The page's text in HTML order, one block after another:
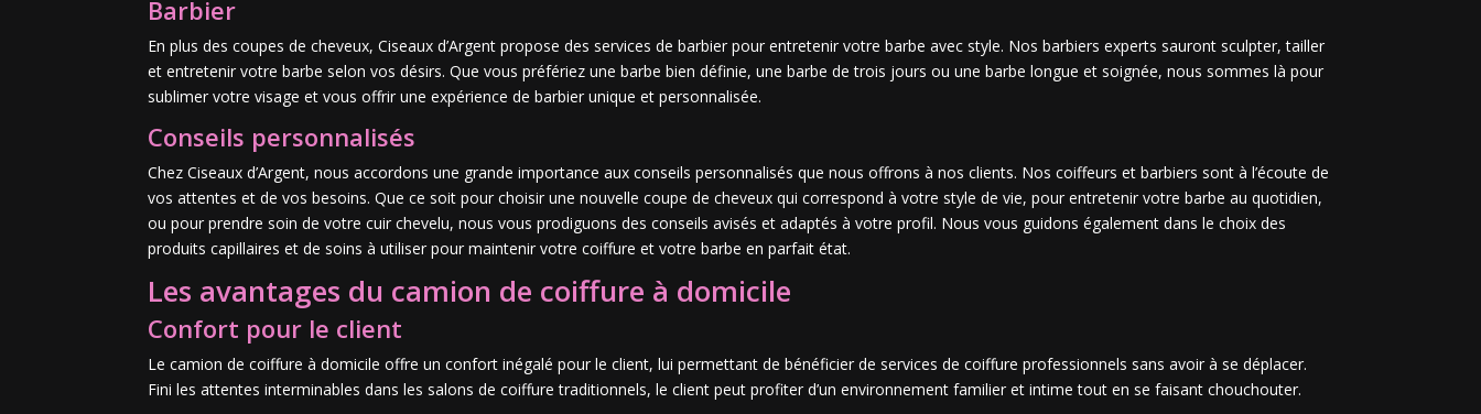
Barbier
En plus des coupes de cheveux, Ciseaux d’Argent propose des services de barbier pour entretenir votre barbe avec style. Nos barbiers experts sauront sculpter, tailler
et entretenir votre barbe selon vos désirs. Que vous préfériez une barbe bien définie, une barbe de trois jours ou une barbe longue et soignée, nous sommes là pour
sublimer votre visage et vous offrir une expérience de barbier unique et personnalisée.
Conseils personnalisés
Chez Ciseaux d’Argent, nous accordons une grande importance aux conseils personnalisés que nous offrons à nos clients. Nos coiffeurs et barbiers sont à l’écoute de
vos attentes et de vos besoins. Que ce soit pour choisir une nouvelle coupe de cheveux qui correspond à votre style de vie, pour entretenir votre barbe au quotidien,
ou pour prendre soin de votre cuir chevelu, nous vous prodiguons des conseils avisés et adaptés à votre profil. Nous vous guidons également dans le choix des
produits capillaires et de soins à utiliser pour maintenir votre coiffure et votre barbe en parfait état.
Les avantages du camion de coiffure à domicile
Confort pour le client
Le camion de coiffure à domicile offre un confort inégalé pour le client, lui permettant de bénéficier de services de coiffure professionnels sans avoir à se déplacer.
Fini les attentes interminables dans les salons de coiffure traditionnels, le client peut profiter d’un environnement familier et intime tout en se faisant chouchouter.